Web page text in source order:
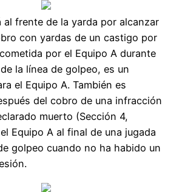
al frente de la yarda por alcanzar
con yardas de un castigo por
por el Equipo A durante
la línea de golpeo, es un
el Equipo A. También es
del cobro de una infracción
muerto (Sección 4,
Equipo A al final de una jugada
golpeo cuando no ha habido un